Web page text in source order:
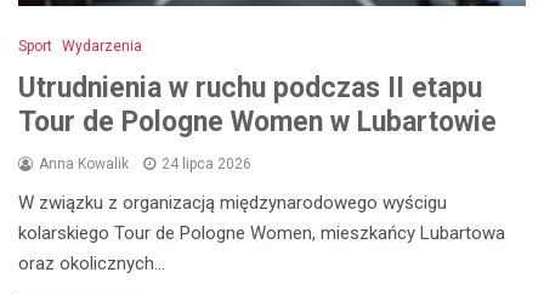
Sport Wydarzenia
Utrudnienia w ruchu podczas II etapu
Tour de Pologne Women w Lubartowie
Anna Kowalik 24 lipca 2026
W związku z organizacją międzynarodowego wyścigu
kolarskiego Tour de Pologne Women, mieszkańcy Lubartowa
oraz okolicznych…